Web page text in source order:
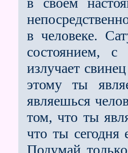
в человеке.
состоянием,
излучает
этому ты
являешься
том, что ты
что ты сегодня
Подумай